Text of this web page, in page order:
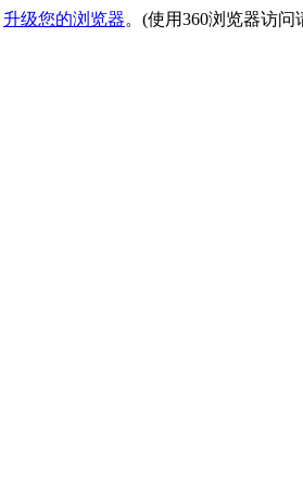
升级您的浏览器。(使用360浏览器访